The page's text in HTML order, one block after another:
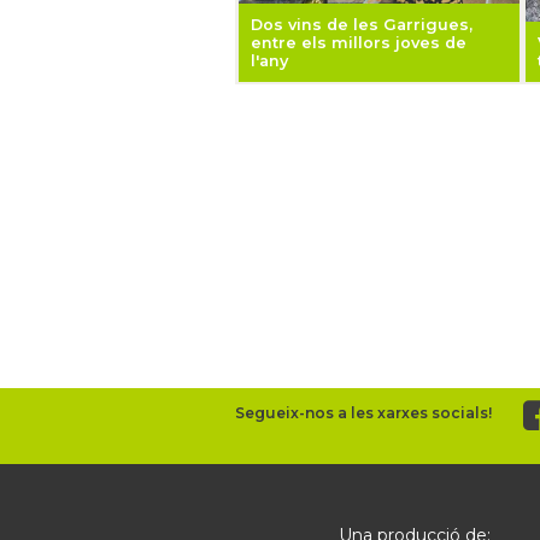
Dos vins de les Garrigues,
entre els millors joves de
l'any
Segueix-nos a les xarxes socials!
Una producció de: